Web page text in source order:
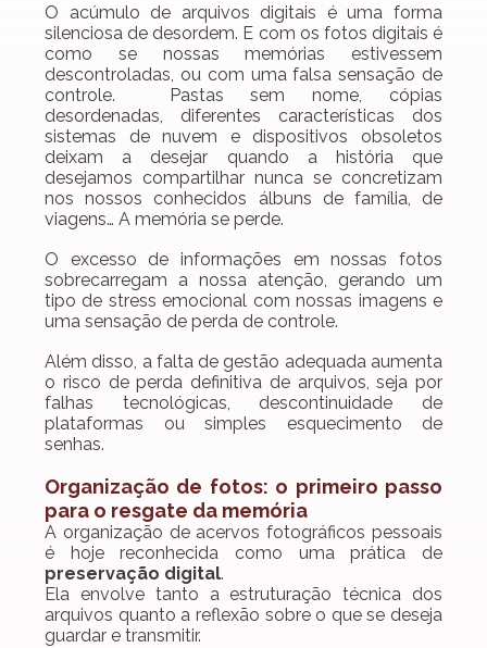
O acúmulo de arquivos digitais é uma forma
silenciosa de desordem. E com os fotos digitais é
como se nossas memórias estivessem
descontroladas, ou com uma falsa sensação de
controle.  Pastas sem nome, cópias
desordenadas, diferentes características dos
sistemas de nuvem e dispositivos obsoletos
deixam a desejar quando a história que
desejamos compartilhar nunca se concretizam
nos nossos conhecidos álbuns de família, de
viagens… A memória se perde.
O excesso de informações em nossas fotos
sobrecarregam a nossa atenção, gerando um
tipo de stress emocional com nossas imagens e
uma sensação de perda de controle.
Além disso, a falta de gestão adequada aumenta
o risco de perda definitiva de arquivos, seja por
falhas tecnológicas, descontinuidade de
plataformas ou simples esquecimento de
senhas.
Organização de fotos: o primeiro passo
para o resgate da memória
A organização de acervos fotográficos pessoais
preservação digital.
Ela envolve tanto a estruturação técnica dos
arquivos quanto a reflexão sobre o que se deseja
guardar e transmitir.